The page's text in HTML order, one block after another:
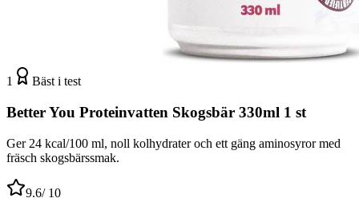
1 Bäst i test
Better You Proteinvatten Skogsbär 330ml 1 st
Ger 24 kcal/100 ml, noll kolhydrater och ett gäng aminosyror med
fräsch skogsbärssmak.
9.6/ 10